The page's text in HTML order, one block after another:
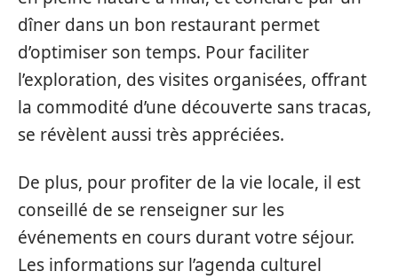
dîner dans un bon restaurant permet
d’optimiser son temps. Pour faciliter
l’exploration, des visites organisées, offrant
la commodité d’une découverte sans tracas,
se révèlent aussi très appréciées.
De plus, pour profiter de la vie locale, il est
conseillé de se renseigner sur les
événements en cours durant votre séjour.
Les informations sur l’agenda culturel